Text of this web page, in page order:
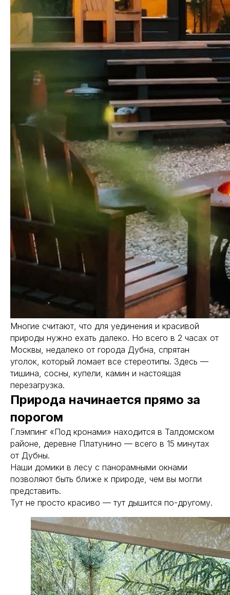
Многие считают, что для уединения и красивой
природы нужно ехать далеко. Но всего в 2 часах от
Москвы, недалеко от города Дубна, спрятан
уголок, который ломает все стереотипы. Здесь —
тишина, сосны, купели, камин и настоящая
перезагрузка.
Природа начинается прямо за
порогом
Глэмпинг «Под кронами» находится в Талдомском
районе, деревне Платунино — всего в 15 минутах
от Дубны.
Наши домики в лесу с панорамными окнами
позволяют быть ближе к природе, чем вы могли
представить.
Тут не просто красиво — тут дышится по-другому.